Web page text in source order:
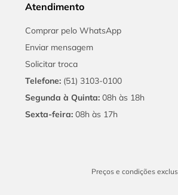
Atendimento
Comprar pelo WhatsApp
Enviar mensagem
Solicitar troca
Telefone: (51) 3103-0100
Segunda à Quinta: 08h às 18h
Sexta-feira: 08h às 17h
Preços e condições